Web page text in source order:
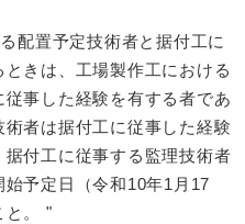
置予定技術者と据付工に
きは、工場製作工における
事した経験を有する者であ
者は据付工に従事した経験
付工に従事する監理技術者
予定日（令和10年1月17
と。 "